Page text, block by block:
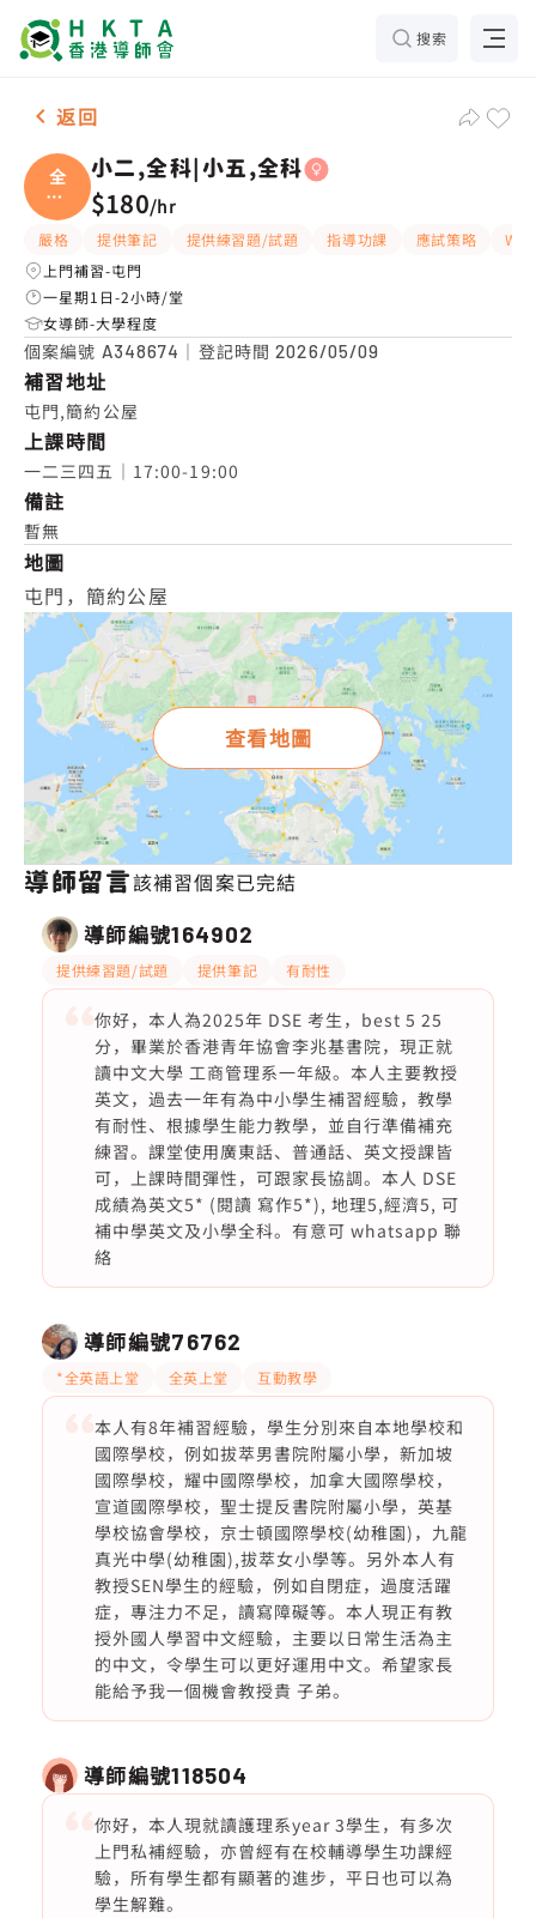
搜索
女-1名 小二,全科|小五,全科，屯門 補習推介
返回
全
科|
小五
小二,全科|小五,全科
$180/hr
嚴格 提供筆記 提供練習題/試題 指導功課 應試策略
上門補習-屯門
一星期1日-2小時/堂
女導師-大學程度
個案編號 A348674 ｜登記時間2026/05/09
補習地址
屯門,簡約公屋
上課時間
一二三四五｜17:00-19:00
備註
暫無
地圖
屯門，簡約公屋
查看地圖
導師留言該補習個案已完結
導師編號164902
提供練習題/試題 提供筆記 有耐性
你好，本人為2025年 DSE 考生，best 5 25
分，畢業於香港青年協會李兆基書院，現正就
讀中文大學 工商管理系一年級。本人主要教授
英文，過去一年有為中小學生補習經驗，教學
有耐性、根據學生能力教學，並自行準備補充
練習。課堂使用廣東話、普通話、英文授課皆
可，上課時間彈性，可跟家長協調。本人 DSE
成績為英文5* (閱讀 寫作5*), 地理5,經濟5, 可
補中學英文及小學全科。有意可 whatsapp 聯
絡
導師編號76762
*全英語上堂 全英上堂 互動教學
本人有8年補習經驗，學生分別來自本地學校和
國際學校，例如拔萃男書院附屬小學，新加坡
國際學校，耀中國際學校，加拿大國際學校，
宣道國際學校，聖士提反書院附屬小學，英基
學校協會學校，京士頓國際學校(幼稚園)，九龍
真光中學(幼稚園),拔萃女小學等。另外本人有
教授SEN學生的經驗，例如自閉症，過度活躍
症，專注力不足，讀寫障礙等。本人現正有教
授外國人學習中文經驗，主要以日常生活為主
的中文，令學生可以更好運用中文。希望家長
能給予我一個機會教授貴 子弟。
導師編號118504
你好，本人現就讀護理系year 3學生，有多次
上門私補經驗，亦曾經有在校輔導學生功課經
驗，所有學生都有顯著的進步，平日也可以為
學生解難。